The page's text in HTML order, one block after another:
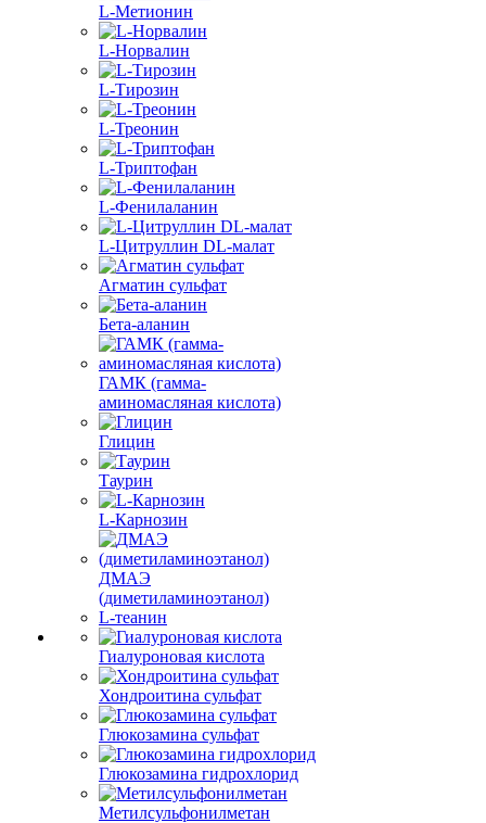
L-Метионин
L-Норвалин
L-Тирозин
L-Треонин
L-Триптофан
L-Фенилаланин
L-Цитруллин DL-малат
Агматин cульфат
Бета-аланин
ГАМК (гамма-
аминомасляная кислота)
Глицин
Таурин
L-Карнозин
ДМАЭ
(диметиламиноэтанол)
L-теанин
Гиалуроновая кислота
Хондроитина сульфат
Глюкозамина сульфат
Глюкозамина гидрохлорид
Метилсульфонилметан